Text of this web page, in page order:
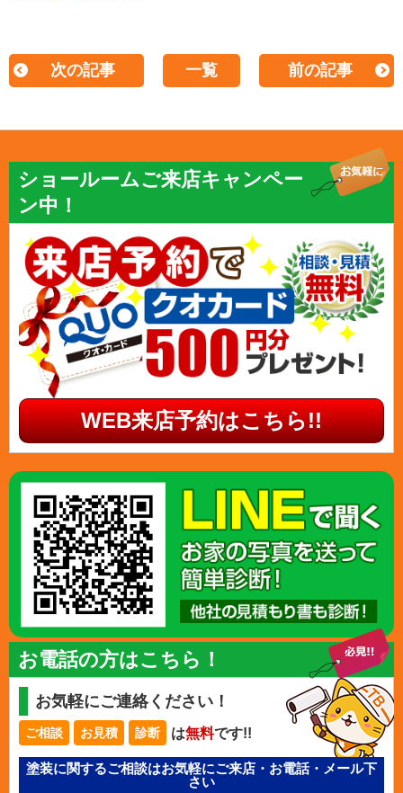
次の記事 一覧 前の記事
ショールームご来店キャンペー
ン中！
WEB来店予約はこちら!!
お電話の方はこちら！
お気軽にご連絡ください！
ご相談 お見積 診断 は無料です!!
塗装に関するご相談はお気軽にご来店・お電話・メール下
さい